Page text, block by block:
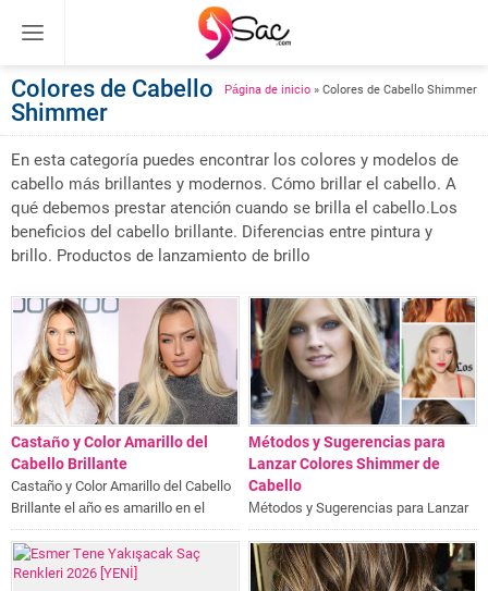
Página de inicio » Colores de Cabello Shimmer
Colores de Cabello
Shimmer
En esta categoría puedes encontrar los colores y modelos de
cabello más brillantes y modernos. Cómo brillar el cabello. A
qué debemos prestar atención cuando se brilla el cabello.Los
beneficios del cabello brillante. Diferencias entre pintura y
brillo. Productos de lanzamiento de brillo
Castaño y Color Amarillo del
Cabello Brillante
Castaño y Color Amarillo del Cabello
Brillante el año es amarillo en el
castaño, que es utilizado por muchas
mujeres famosas...
Métodos y Sugerencias para
Lanzar Colores Shimmer de
Cabello
Métodos y Sugerencias para Lanzar
Colores Shimmer de Cabello